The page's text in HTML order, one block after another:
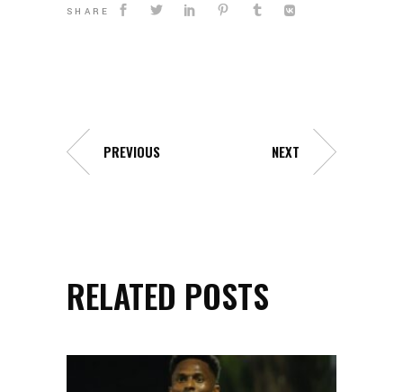
SHARE
PREVIOUS NEXT
RELATED POSTS